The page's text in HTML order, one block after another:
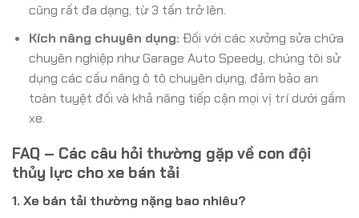
cũng rất đa dạng, từ 3 tấn trở lên.
Kích nâng chuyên dụng: Đối với các xưởng sửa chữa
chuyên nghiệp như Garage Auto Speedy, chúng tôi sử
dụng các cầu nâng ô tô chuyên dụng, đảm bảo an
toàn tuyệt đối và khả năng tiếp cận mọi vị trí dưới gầm
xe.
FAQ – Các câu hỏi thường gặp về con đội
thủy lực cho xe bán tải
1. Xe bán tải thường nặng bao nhiêu?